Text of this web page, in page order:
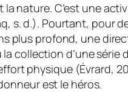
nature. C’est une
s. d.). Pourtant, pour
plus profond, une
collection d’une série
physique (Évrard,
est le héros.